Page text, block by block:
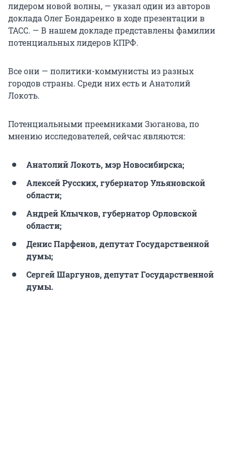
лидером новой волны, — указал один из авторов
доклада Олег Бондаренко в ходе презентации в
ТАСС. — В нашем докладе представлены фамилии
потенциальных лидеров КПРФ.
Все они — политики-коммунисты из разных
городов страны. Среди них есть и Анатолий
Локоть.
Потенциальными преемниками Зюганова, по
мнению исследователей, сейчас являются:
Анатолий Локоть, мэр Новосибирска;
Алексей Русских, губернатор Ульяновской
области;
Андрей Клычков, губернатор Орловской
области;
Денис Парфенов, депутат Государственной
думы;
Сергей Шаргунов, депутат Государственной
думы.